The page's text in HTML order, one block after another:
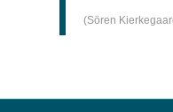
(Sören